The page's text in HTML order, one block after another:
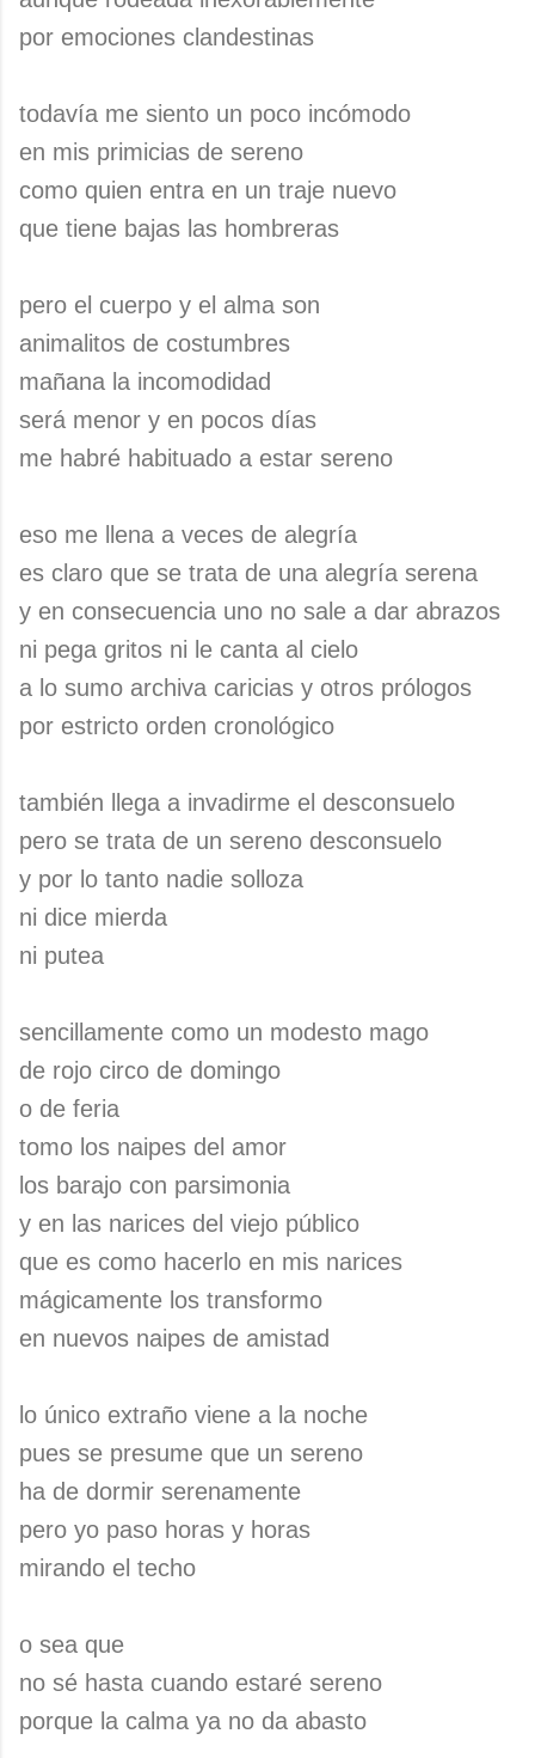
por emociones clandestinas
todavía me siento un poco incómodo
en mis primicias de sereno
como quien entra en un traje nuevo
que tiene bajas las hombreras
pero el cuerpo y el alma son
animalitos de costumbres
mañana la incomodidad
será menor y en pocos días
me habré habituado a estar sereno
eso me llena a veces de alegría
es claro que se trata de una alegría serena
y en consecuencia uno no sale a dar abrazos
ni pega gritos ni le canta al cielo
a lo sumo archiva caricias y otros prólogos
por estricto orden cronológico
también llega a invadirme el desconsuelo
pero se trata de un sereno desconsuelo
y por lo tanto nadie solloza
ni dice mierda
ni putea
sencillamente como un modesto mago
de rojo circo de domingo
o de feria
tomo los naipes del amor
los barajo con parsimonia
y en las narices del viejo público
que es como hacerlo en mis narices
mágicamente los transformo
en nuevos naipes de amistad
lo único extraño viene a la noche
pues se presume que un sereno
ha de dormir serenamente
pero yo paso horas y horas
mirando el techo
o sea que
no sé hasta cuando estaré sereno
porque la calma ya no da abasto